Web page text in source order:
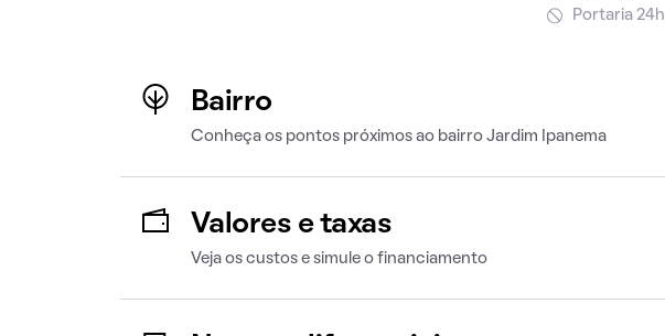
Portaria 24h
Bairro
Conheça os pontos próximos ao bairro Jardim Ipanema
Valores e taxas
Veja os custos e simule o financiamento